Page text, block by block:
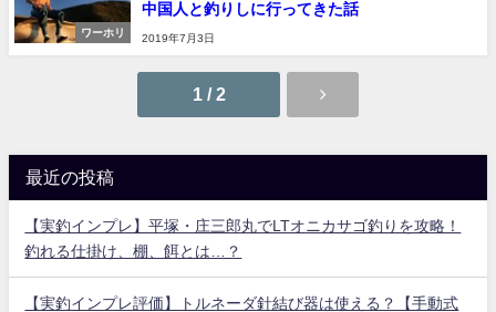
ワーホリ
中国人と釣りしに行ってきた話
2019年7月3日
1 / 2
最近の投稿
【実釣インプレ】平塚・庄三郎丸でLTオニカサゴ釣りを攻略！
釣れる仕掛け、棚、餌とは…？
【実釣インプレ評価】トルネーダ針結び器は使える？【手動式